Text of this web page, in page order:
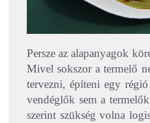
Persze az alapanyagok
Mivel sokszor a termelő
tervezni, építeni egy
vendéglők sem a
szerint szükség volna